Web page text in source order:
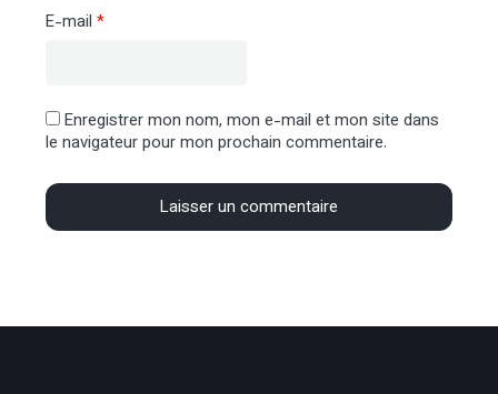
E-mail *
Enregistrer mon nom, mon e-mail et mon site dans
le navigateur pour mon prochain commentaire.